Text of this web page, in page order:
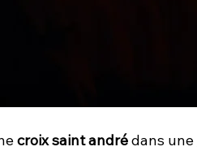
croix saint andré dans une